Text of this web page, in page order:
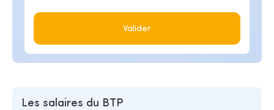
Valider
Les salaires du BTP